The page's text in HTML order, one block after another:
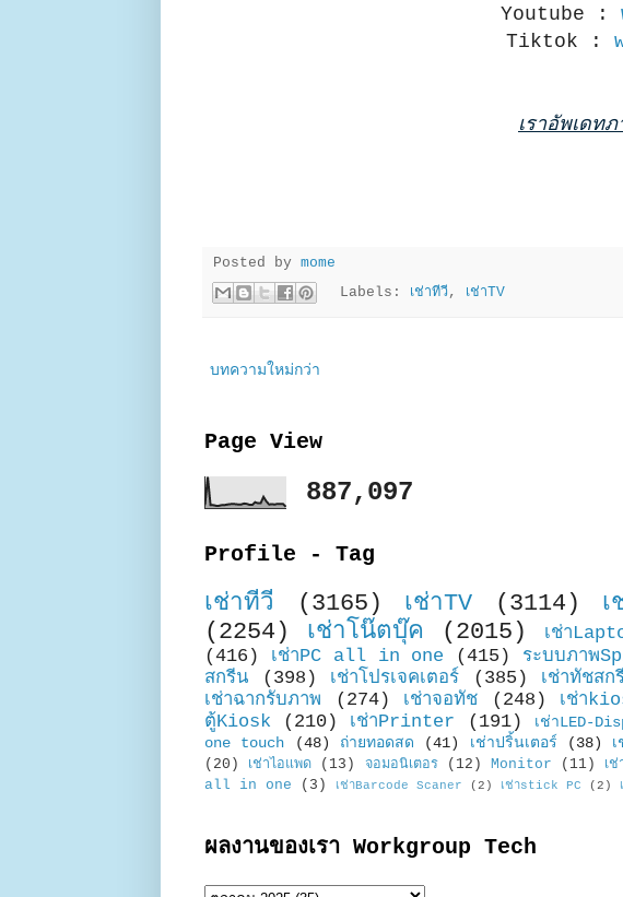
Youtube :
Tiktok :
เราอัพเดท
Posted by mome
Labels:
เช่าทีวี, เช่าTV
บทความใหม่กว่า
Page View
887,097
Profile - Tag
เช่าทีวี (3165) เช่าTV (3114) เ
(2254)
เช่าโน๊ตบุ๊ค (2015) เช่า
(416)
เช่าPC all in one (415) ระบบภาพ
สกรีน
(398) เช่าโปรเจคเตอร์ (385) เช่าทัชสก
เช่าฉากรับภาพ
(274) เช่าจอทัช (248) เช่า
ตู้Kiosk
(210) เช่าPrinter (191) เช่าLED-
one touch
(48) ถ่ายทอดสด (41) เช่าปริ้นเตอร์ (38)
(20)
เช่าไอแพด (13) จอมอนิเตอร (12) Monitor (11) เ
all in one
(3) เช่าBarcode Scaner (2) เช่าstick PC (2)
ผลงานของเรา Workgroup Tech